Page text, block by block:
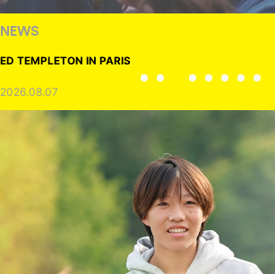
NEWS
ED TEMPLETON IN PARIS
2026.08.07